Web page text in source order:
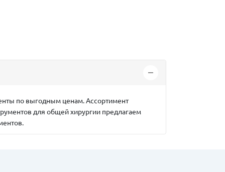
по выгодным ценам. Ассортимент
для общей хирургии предлагаем